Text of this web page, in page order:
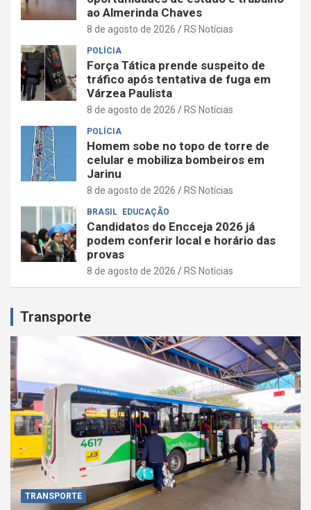
ao Almerinda Chaves
8 de agosto de 2026 RS Notícias
POLÍCIA
Força Tática prende suspeito de
tráfico após tentativa de fuga em
Várzea Paulista
8 de agosto de 2026 RS Notícias
POLÍCIA
Homem sobe no topo de torre de
celular e mobiliza bombeiros em
Jarinu
8 de agosto de 2026 RS Notícias
BRASIL EDUCAÇÃO
Candidatos do Encceja 2026 já
podem conferir local e horário das
provas
8 de agosto de 2026 RS Notícias
Transporte
TRANSPORTE